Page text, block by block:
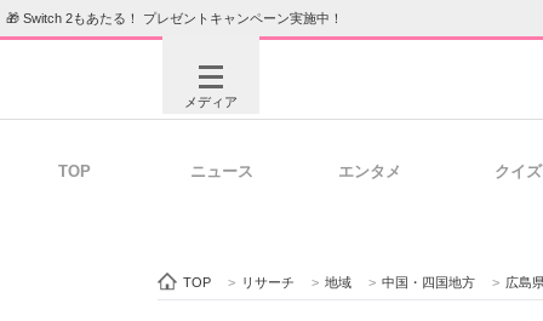
🎁 Switch 2もあたる！ プレゼントキャンペーン実施中！
メディア
TOP ニュース エンタメ クイズ
TOP > リサーチ > 地域 > 中国・四国地方 > 広島